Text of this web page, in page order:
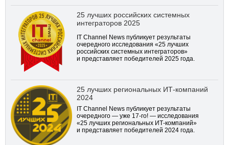
25 лучших российских системных
интеграторов 2025
IT Channel News публикует результаты
очередного исследования «25 лучших
российских системных интеграторов»
и представляет победителей 2025 года.
25 лучших региональных ИТ-компаний
2024
IT Channel News публикует результаты
очередного — уже 17-го! — исследования
«25 лучших региональных ИТ-компаний»
и представляет победителей 2024 года.